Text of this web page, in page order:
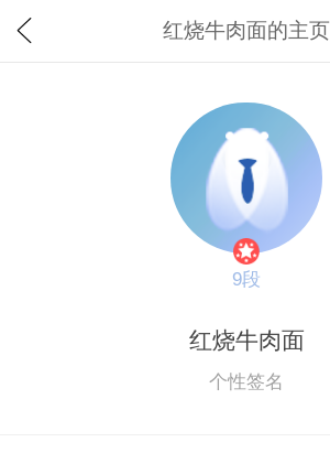
红烧牛肉面的主页
9段
红烧牛肉面
个性签名